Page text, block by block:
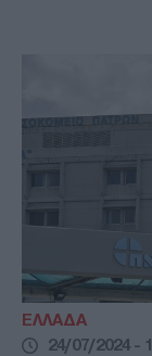
ΕΛΛΑΔΑ
24/07/2024 -